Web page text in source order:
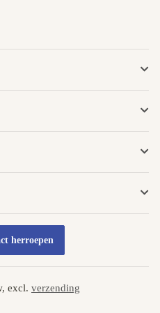
herroepen
excl. verzending